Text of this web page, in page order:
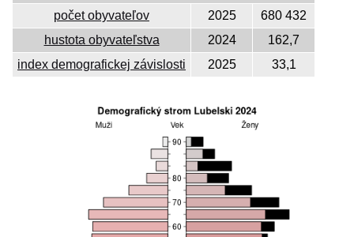
počet obyvateľov
2025
680 432
hustota obyvateľstva
2024
162,7
index demografickej závislosti
2025 33,1